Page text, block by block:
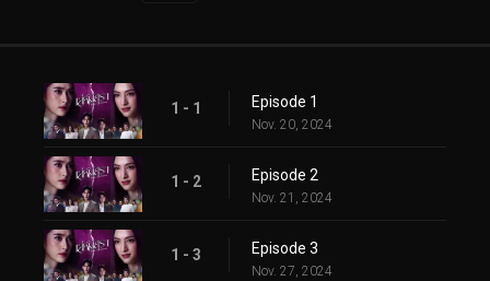
1 - 1 Episode 1
Nov. 20, 2024
1 - 2 Episode 2
Nov. 21, 2024
1 - 3 Episode 3
Nov. 27, 2024